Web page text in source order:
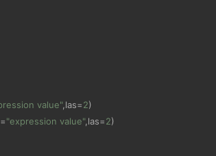
value", las=2)
="expression value", las=2)